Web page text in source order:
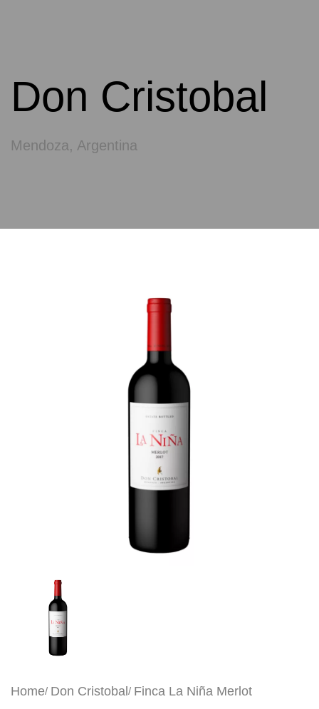
Don Cristobal
Mendoza, Argentina
Home Don Cristobal Finca La Niña Merlot